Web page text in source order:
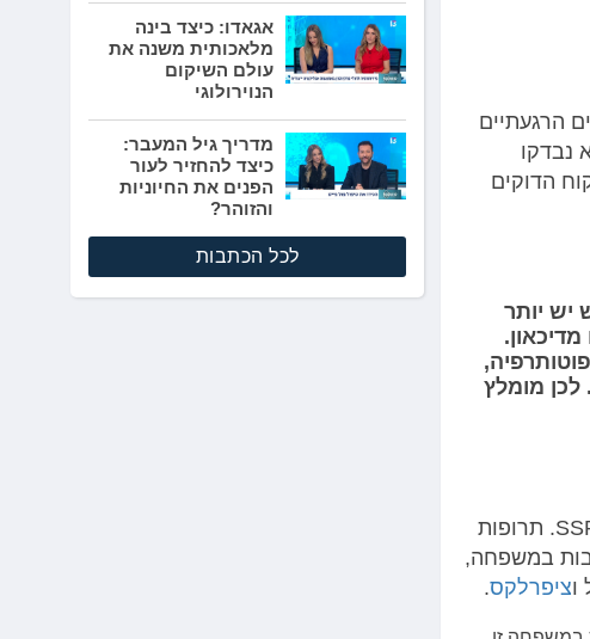
הרגעתיים
נבדקו
הדוקים
יש יותר
לכן מומלץ
– קבוצת התרופות הפופולארית לטיפול בדיכאון נקראת SSRI. תרופות
במשפחה,
וציפרלקס.
אגאדו: כיצד בינה
מלאכותית משנה את
עולם השיקום
הנוירולוגי
מדריך גיל המעבר:
כיצד להחזיר לעור
הפנים את החיוניות
והזוהר?
לכל הכתבות